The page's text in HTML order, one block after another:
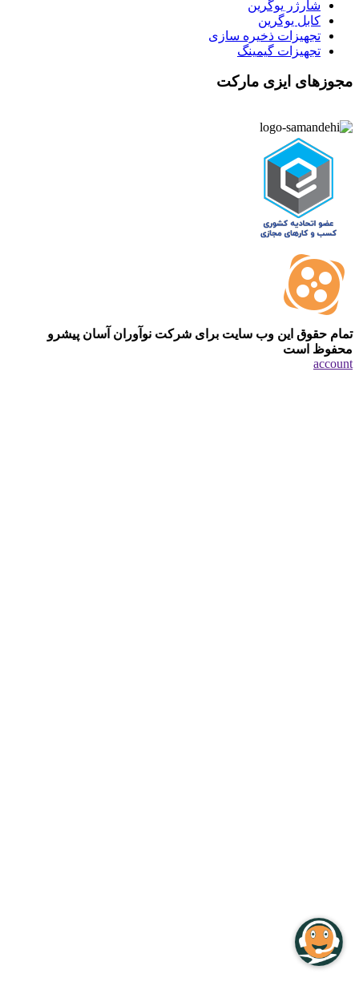
شارژر یوگرین
کابل یوگرین
تجهیزات ذخیره سازی
تجهیزات گیمینگ
مجوزهای ایزی مارکت
تمام حقوق این وب سایت برای شرکت نوآوران آسان پیشرو
محفوظ است
account